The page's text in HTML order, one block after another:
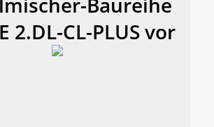
2.DL-CL-PLUS vor